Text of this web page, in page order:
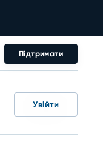
Підтримати
Увійти